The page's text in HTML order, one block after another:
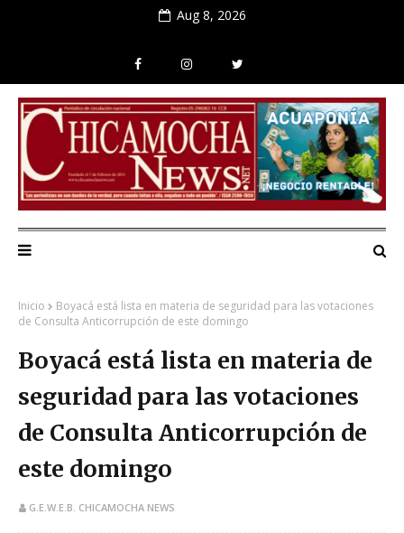
Aug 8, 2026
Inicio
Boyacá está lista en materia de seguridad para las votaciones
de Consulta Anticorrupción de este domingo
Boyacá está lista en materia de
seguridad para las votaciones
de Consulta Anticorrupción de
este domingo
G.E.W.E.B. CHICAMOCHA NEWS